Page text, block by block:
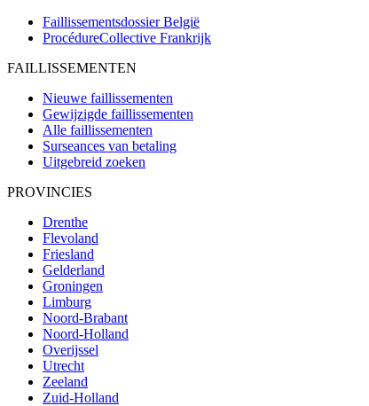
Faillissementsdossier België
ProcédureCollective Frankrijk
FAILLISSEMENTEN
Nieuwe faillissementen
Gewijzigde faillissementen
Alle faillissementen
Surseances van betaling
Uitgebreid zoeken
PROVINCIES
Drenthe
Flevoland
Friesland
Gelderland
Groningen
Limburg
Noord-Brabant
Noord-Holland
Overijssel
Utrecht
Zeeland
Zuid-Holland